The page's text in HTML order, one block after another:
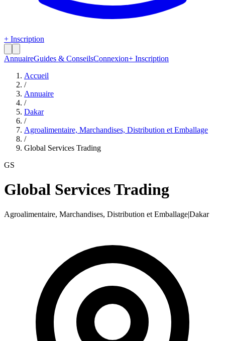
+ Inscription
AnnuaireGuides & ConseilsConnexion+ Inscription
Accueil
/
Annuaire
/
Dakar
/
Agroalimentaire, Marchandises, Distribution et Emballage
/
Global Services Trading
GS
Global Services Trading
Agroalimentaire, Marchandises, Distribution et Emballage|Dakar